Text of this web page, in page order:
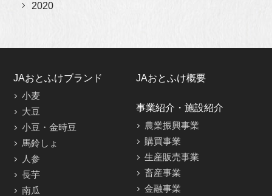
2020
JAおとふけブランド
小麦
大豆
小豆・金時豆
馬鈴しょ
人参
長芋
南瓜
JAおとふけ概要
事業紹介・施設紹介
農業振興事業
購買事業
生産販売事業
畜産事業
金融事業